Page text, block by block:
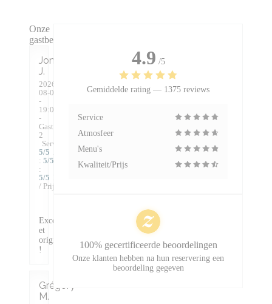
Onze
gastbeoordelingen
Jonathan
J
2026-
08-08
-
19:00
-
Gasten
2
Service
5/5 Atmosfeer
: 5/5
Keuken
:
5/5
/ Prijs
Excellent
et
original
!
Grégory
M
4.9 /5
Gemiddelde rating — 1375 reviews
Service
Atmosfeer
Menu's
Kwaliteit/Prijs
100% gecertificeerde beoordelingen
Onze klanten hebben na hun reservering een
beoordeling gegeven